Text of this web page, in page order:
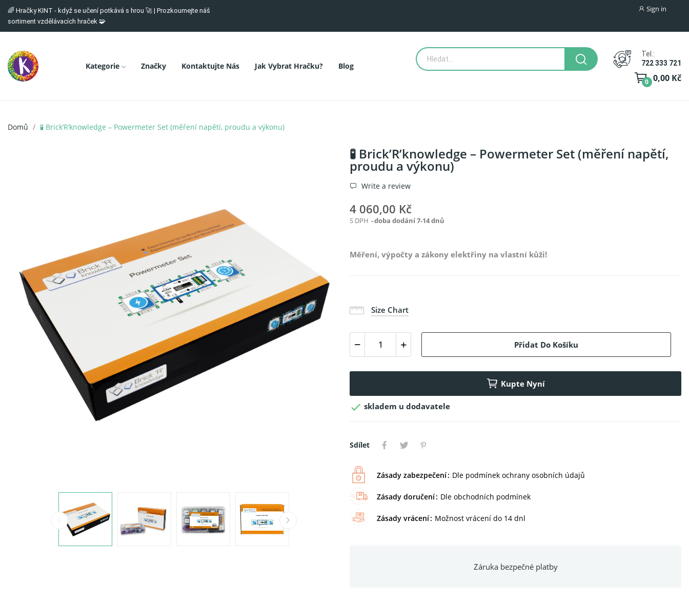
🌈 Hračky KINT - když se učení potkává s hrou 🚀 | Prozkoumejte náš
sortiment vzdělávacích hraček 🧩
Sign in
Kategorie Značky Kontaktujte Nás Jak Vybrat Hračku? Blog
Tel.:
722 333 721
0,00 Kč
0
Domů 🧪 Brick’R’knowledge – Powermeter Set (měření napětí, proudu a výkonu)
🧪 Brick’R’knowledge – Powermeter Set (měření napětí,
proudu a výkonu)
Write a review
4 060,00 Kč
S DPH doba dodání 7-14 dnů
Měření, výpočty a zákony elektřiny na vlastní kůži!
Size Chart
Přidat Do Košíku
Kupte Nyní
 skladem u dodavatele
Sdílet
Zásady zabezpečení Dle podmínek ochrany osobních údajů
Zásady doručení Dle obchodních podmínek
Zásady vrácení Možnost vrácení do 14 dnl
Záruka bezpečné platby